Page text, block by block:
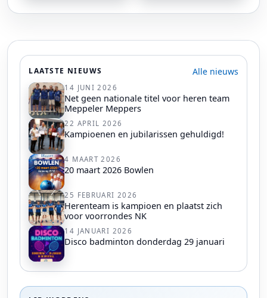
LAATSTE NIEUWS Alle nieuws
14 JUNI 2026
Net geen nationale titel voor heren team
Meppeler Meppers
22 APRIL 2026
Kampioenen en jubilarissen gehuldigd!
4 MAART 2026
20 maart 2026 Bowlen
25 FEBRUARI 2026
Herenteam is kampioen en plaatst zich
voor voorrondes NK
14 JANUARI 2026
Disco badminton donderdag 29 januari